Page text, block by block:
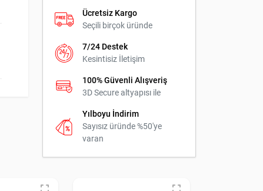
Ücretsiz Kargo
Seçili birçok üründe
7/24 Destek
Kesintisiz İletişim
100% Güvenli Alışveriş
3D Secure altyapısı ile
Yılboyu İndirim
Sayısız üründe %50'ye
varan